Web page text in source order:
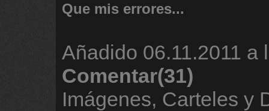
Que mis errores...
Añadido 06.11.2011 a
Comentar(31)
Imágenes, Carteles y